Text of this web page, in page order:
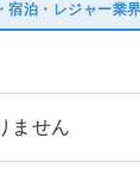
宿泊・レジャー業界
ません